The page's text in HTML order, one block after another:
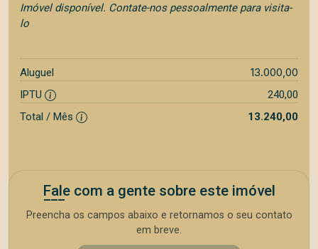
Imóvel disponível. Contate-nos pessoalmente para visita-
lo
Aluguel 13.000,00
IPTU
240,00
Total / Mês
13.240,00
Fale com a gente sobre este imóvel
Preencha os campos abaixo e retornamos o seu contato
em breve.